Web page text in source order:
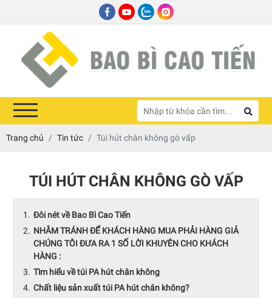
Trang chủ Tin tức Túi hút chân không gò vấp
TÚI HÚT CHÂN KHÔNG GÒ VẤP
Đôi nét về Bao Bì Cao Tiến
NHẰM TRÁNH ĐỂ KHÁCH HÀNG MUA PHẢI HÀNG GIẢ
CHÚNG TÔI ĐƯA RA 1 SỐ LỜI KHUYÊN CHO KHÁCH
HÀNG :
Tìm hiểu về túi PA hút chân không
Chất liệu sản xuất túi PA hút chân không?